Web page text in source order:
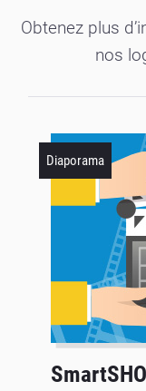
Obtenez plus
nos
Diaporama